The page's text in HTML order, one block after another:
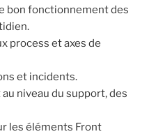
bon fonctionnement des
process et axes de
et incidents.
niveau du support, des
les éléments Front